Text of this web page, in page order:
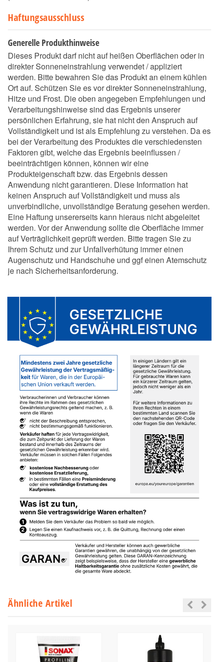
Haftungsausschluss
Generelle Produkthinweise
Dieses Produkt darf nicht auf heißen Oberflächen oder in
direkter Sonneneinstrahlung verwendet / appliziert
werden. Bitte bewahren Sie das Produkt an einem kühlen
Ort auf. Schützen Sie es vor direkter Sonneneinstrahlung,
Hitze und Frost. Die oben angegeben Empfehlungen und
Verarbeitungshinweise sind das Ergebnis unserer
persönlichen Erfahrung, sie hat nicht den Anspruch auf
Vollständigkeit und ist als Empfehlung zu verstehen. Da es
bei der Verarbeitung des Produktes die verschiedensten
Faktoren gibt, welche das Ergebnis beeinflussen /
beeinträchtigen können, können wir eine
Produkteigenschaft bzw. das Ergebnis dessen
Anwendung nicht garantieren. Diese Information hat
keinen Anspruch auf Vollständigkeit und muss als
unverbindliche, unvollständige Beratung gesehen werden.
Eine Haftung unsererseits kann hieraus nicht abgeleitet
werden. Vor der Anwendung sollte die Oberfläche immer
auf Verträglichkeit geprüft werden. Bitte tragen Sie zu
Ihrem Schutz und zur Unfallverhütung immer einen
Augenschutz und Handschuhe und ggf einen Atemschutz
je nach Sicherheitsanforderung.
Ähnliche Artikel